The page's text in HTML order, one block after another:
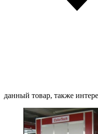
данный товар, также